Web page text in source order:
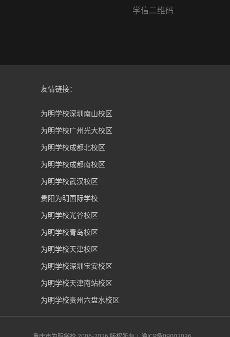
学信二维码
友情链接：
为明学校深圳南山校区
为明学校广州光大校区
为明学校成都北校区
为明学校成都南校区
为明学校武汉校区
贵阳为明国际学校
为明学校光谷校区
为明学校青岛校区
为明学校天津校区
为明学校深圳宝安校区
为明学校天津南站校区
为明学校贵州六盘水校区